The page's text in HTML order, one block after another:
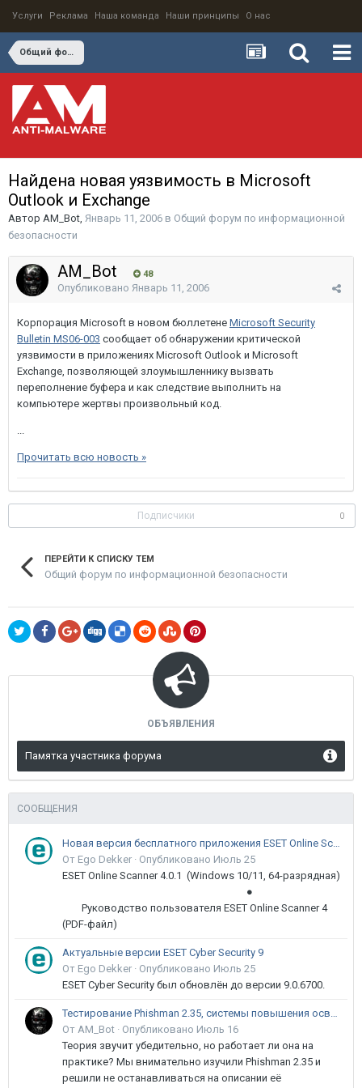
Услуги Реклама Наша команда Наши принципы О нас
Общий форум по информационной безопасности
Найдена новая уязвимость в Microsoft
Outlook и Exchange
Автор AM_Bot, Январь 11, 2006 в Общий форум по информационной
безопасности
AM_Bot 48
Опубликовано Январь 11, 2006
Корпорация Microsoft в новом бюллетене Microsoft Security
Bulletin MS06-003 сообщает об обнаружении критической
уязвимости в приложениях Microsoft Outlook и Microsoft
Exchange, позволяющей злоумышленнику вызвать
переполнение буфера и как следствие выполнить на
компьютере жертвы произвольный код.
...
Прочитать всю новость »
Подписчики 0
ПЕРЕЙТИ К СПИСКУ ТЕМ
Общий форум по информационной безопасности
ОБЪЯВЛЕНИЯ
Памятка участника форума
СООБЩЕНИЯ
Новая версия бесплатного приложения ESET Online Scanner доступна пользователям
От Ego Dekker · Опубликовано Июль 25
ESET Online Scanner 4.0.1 (Windows 10/11, 64-разрядная)
●
Руководство пользователя ESET Online Scanner 4
(PDF-файл)
Актуальные версии ESET Cyber Security 9
От Ego Dekker · Опубликовано Июль 25
ESET Cyber Security был обновлён до версии 9.0.6700.
Тестирование Phishman 2.35, системы повышения осведомлённости пользователей в сфере ИБ
От AM_Bot · Опубликовано Июль 16
Теория звучит убедительно, но работает ли она на
практике? Мы внимательно изучили Phishman 2.35 и
решили не останавливаться на описании её